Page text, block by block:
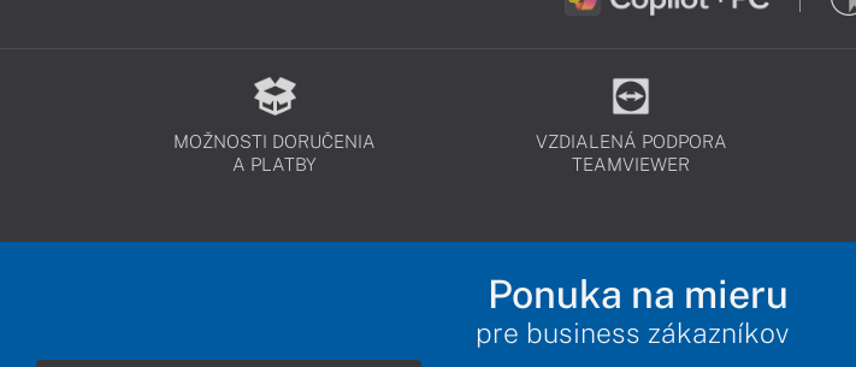
MOŽNOSTI DORUČENIA
A PLATBY
VZDIALENÁ PODPORA
TEAMVIEWER
Ponuka na mieru
pre business zákazníkov